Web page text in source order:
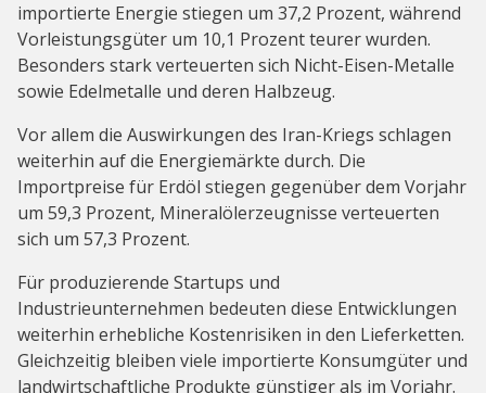
importierte Energie stiegen um 37,2 Prozent, während
Vorleistungsgüter um 10,1 Prozent teurer wurden.
Besonders stark verteuerten sich Nicht-Eisen-Metalle
sowie Edelmetalle und deren Halbzeug.
Vor allem die Auswirkungen des Iran-Kriegs schlagen
weiterhin auf die Energiemärkte durch. Die
Importpreise für Erdöl stiegen gegenüber dem Vorjahr
um 59,3 Prozent, Mineralölerzeugnisse verteuerten
sich um 57,3 Prozent.
Für produzierende Startups und
Industrieunternehmen bedeuten diese Entwicklungen
weiterhin erhebliche Kostenrisiken in den Lieferketten.
Gleichzeitig bleiben viele importierte Konsumgüter und
landwirtschaftliche Produkte günstiger als im Vorjahr.